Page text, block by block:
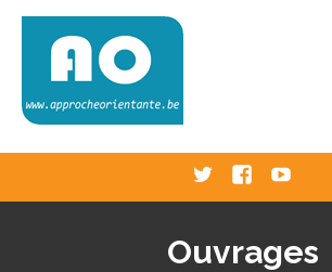
Skip
TwitterFacebookYoutube
Ouvrages